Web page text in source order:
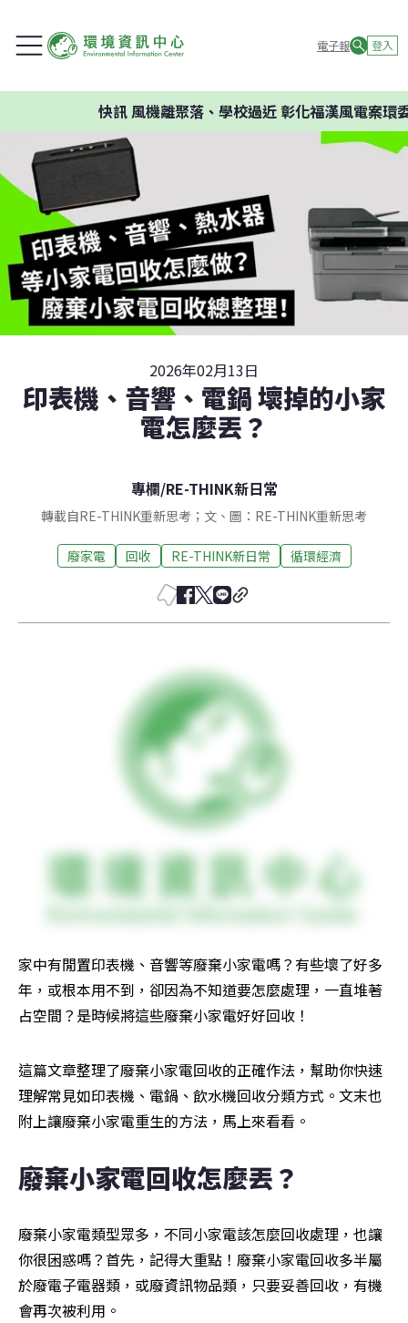
電子報 登入
風機離聚落、學校過近 彰化福漢風電案環委建議
2026年02月13日
印表機、音響、電鍋 壞掉的小家
電怎麼丟？
專欄/RE-THINK新日常
轉載自RE-THINK重新思考；文、圖：RE-THINK重新思考
廢家電 回收 RE-THINK新日常 循環經濟
家中有閒置印表機、音響等廢棄小家電嗎？有些壞了好多
年，或根本用不到，卻因為不知道要怎麼處理，一直堆著
占空間？是時候將這些廢棄小家電好好回收！
這篇文章整理了廢棄小家電回收的正確作法，幫助你快速
理解常見如印表機、電鍋、飲水機回收分類方式。文末也
附上讓廢棄小家電重生的方法，馬上來看看。
廢棄小家電回收怎麼丟？
廢棄小家電類型眾多，不同小家電該怎麼回收處理，也讓
你很困惑嗎？首先，記得大重點！廢棄小家電回收多半屬
於廢電子電器類，或廢資訊物品類，只要妥善回收，有機
會再次被利用。